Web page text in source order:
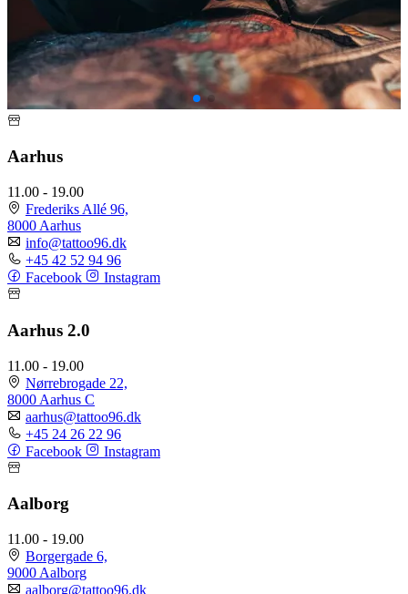
Aarhus
11.00 - 19.00
Frederiks Allé 96,
8000 Aarhus
info@tattoo96.dk
+45 42 52 94 96
Facebook
Instagram
Aarhus 2.0
11.00 - 19.00
Nørrebrogade 22,
8000 Aarhus C
aarhus@tattoo96.dk
+45 24 26 22 96
Facebook
Instagram
Aalborg
11.00 - 19.00
Borgergade 6,
9000 Aalborg
aalborg@tattoo96.dk